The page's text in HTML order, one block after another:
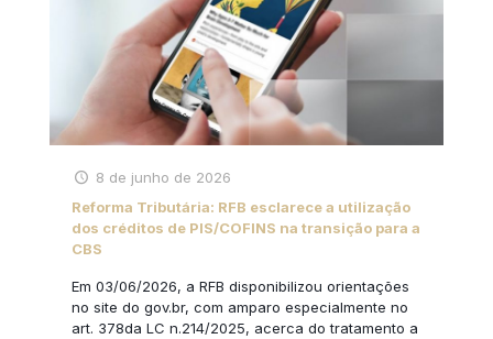
8 de junho de 2026
Reforma Tributária: RFB esclarece a utilização
dos créditos de PIS/COFINS na transição para a
CBS
Em 03/06/2026, a RFB disponibilizou orientações
no site do gov.br, com amparo especialmente no
art. 378da LC n.214/2025, acerca do tratamento a